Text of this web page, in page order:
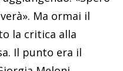
Ma ormai il
la critica alla
Il punto era il